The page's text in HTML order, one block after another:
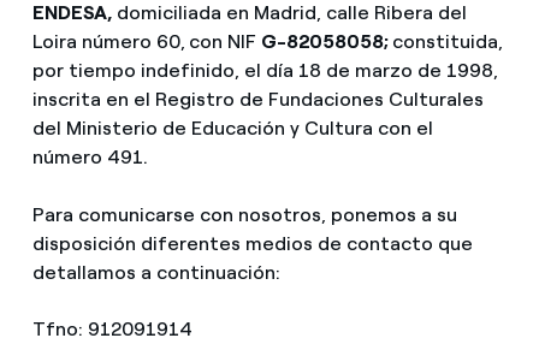
ENDESA, domiciliada en Madrid, calle Ribera del
Loira número 60, con NIF G-82058058; constituida,
por tiempo indefinido, el día 18 de marzo de 1998,
inscrita en el Registro de Fundaciones Culturales
del Ministerio de Educación y Cultura con el
número 491.
Para comunicarse con nosotros, ponemos a su
disposición diferentes medios de contacto que
detallamos a continuación:
Tfno: 912091914